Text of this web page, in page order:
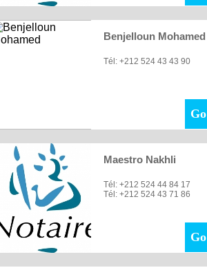
Benjelloun Mohamed
Tél: +212 524 43 43 90
Go
Maestro Nakhli
Tél: +212 524 44 84 17
Tél: +212 524 43 71 86
Go